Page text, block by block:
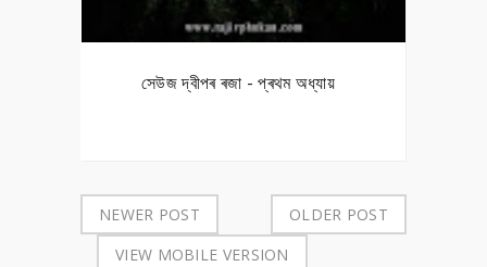
সেউজ দ্বীপৰ ৰজা - প্ৰথম অধ্যায়
NEWER POST
OLDER POST
VIEW MOBILE VERSION